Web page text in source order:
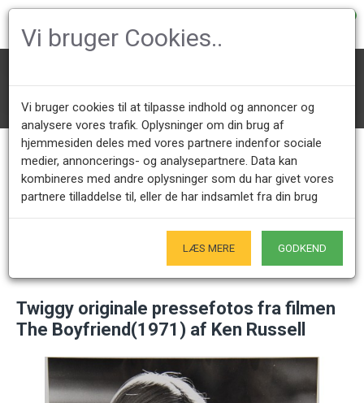
ussell
Kundeservice +45 28491875
Mandag - Fredag 9.00 - 17.00
Åbningstider showroom
Kun på forudgående aftale - Hverdage
- Naturligvis
Twiggy originale pressefotos fra filmen
The Boyfriend(1971) af Ken Russell
Vi bruger Cookies..
Vi bruger cookies til at tilpasse indhold og annoncer og
analysere vores trafik. Oplysninger om din brug af
hjemmesiden deles med vores partnere indenfor sociale
medier, annoncerings- og analysepartnere. Data kan
kombineres med andre oplysninger som du har givet vores
partnere tilladdelse til, eller de har indsamlet fra din brug
LÆS MERE GODKEND